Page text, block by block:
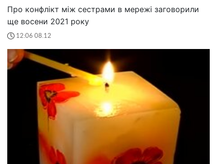
Про конфлікт між сестрами в мережі заговорили
ще восени 2021 року
12:06 08.12